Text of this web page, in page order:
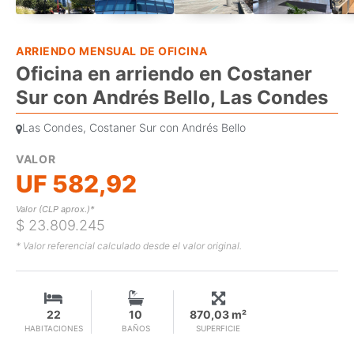
ARRIENDO MENSUAL DE OFICINA
Oficina en arriendo en Costaner
Sur con Andrés Bello, Las Condes
Las Condes, Costaner Sur con Andrés Bello
VALOR
UF 582,92
Valor (CLP aprox.)*
$ 23.809.245
* Valor referencial calculado desde el valor original.
HABITACIONES
22
BAÑOS
10
SUPERFICIE
870,03 m²